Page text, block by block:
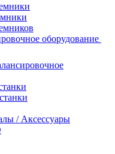
оборудование
/ Аксессуары